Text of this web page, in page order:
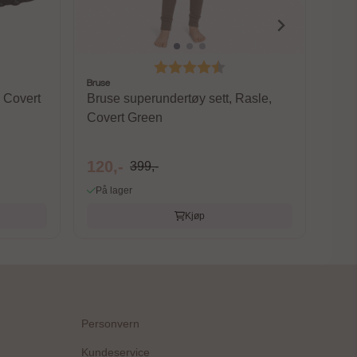
Covert
Karakter:
Bruse
Bruse superundertøy sett, Rasle,
Covert Green
120,- 399,-
På lager
Kjøp
Personvern
Kundeservice